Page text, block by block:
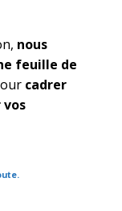
nous
feuille de
cadrer